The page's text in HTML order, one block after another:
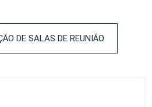
DE SALAS DE REUNIÃO